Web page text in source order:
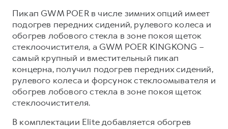
Пикап GWM POER в числе зимних опций имеет
подогрев передних сидений, рулевого колеса и
обогрев лобового стекла в зоне покоя щеток
стеклоочистителя, а GWM POER KINGKONG –
самый крупный и вместительный пикап
концерна, получил подогрев передних сидений,
рулевого колеса и форсунок стеклоомывателя и
обогрев лобового стекла в зоне покоя щеток
стеклоочистителя.
В комплектации Elite добавляется обогрев